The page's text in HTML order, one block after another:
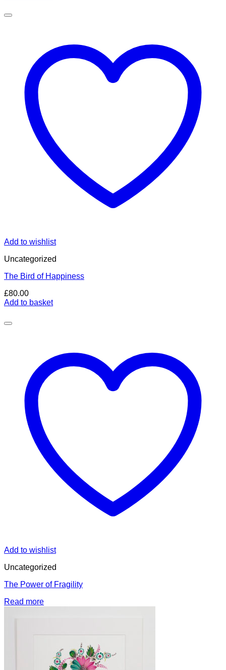
Add to wishlist
Uncategorized
The Bird of Happiness
£80.00
Add to basket
Add to wishlist
Uncategorized
The Power of Fragility
Read more